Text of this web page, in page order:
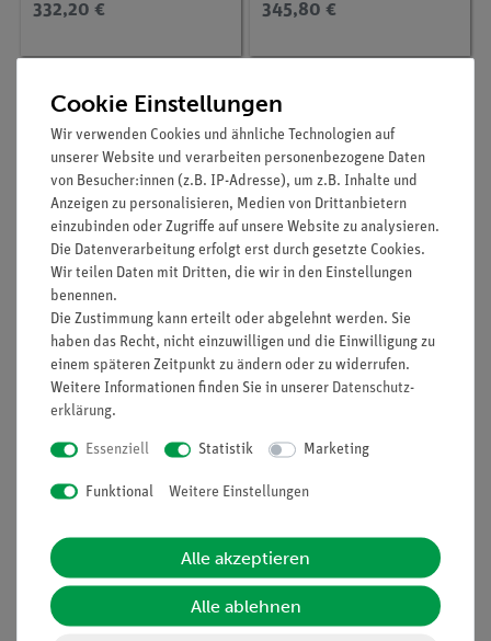
332,20 € 345,80 €
Artikel-Nr.:P1444901
Bakterien
489,60 €
Bakterien als
Krankheits- und
Seuchenerreger, 25
Präparate
Cookie Einstellungen
Wir verwenden Cookies und ähnliche Technologien auf
unserer Website und verarbeiten personenbezogene Daten
von Besucher:innen (z.B. IP-Adresse), um z.B. Inhalte und
Anzeigen zu personalisieren, Medien von Drittanbietern
einzubinden oder Zugriffe auf unsere Website zu analysieren.
Die Datenverarbeitung erfolgt erst durch gesetzte Cookies.
Wir teilen Daten mit Dritten, die wir in den Einstellungen
benennen.
Die Zustimmung kann erteilt oder abgelehnt werden. Sie
haben das Recht, nicht einzuwilligen und die Einwilligung zu
einem späteren Zeitpunkt zu ändern oder zu widerrufen.
Weitere Informationen finden Sie in unserer Daten­schutz­
erklärung.
Essenziell Statistik Marketing
Funktional Weitere Einstellungen
Alle akzeptieren
Alle ablehnen